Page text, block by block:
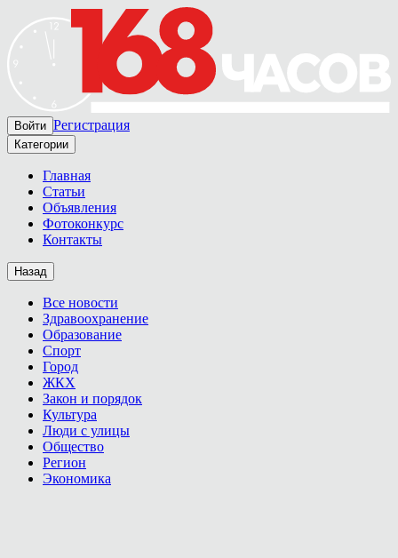
Войти Регистрация
Категории
Главная
Статьи
Объявления
Фотоконкурс
Контакты
Назад
Все новости
Здравоохранение
Образование
Спорт
Город
ЖКХ
Закон и порядок
Культура
Люди с улицы
Общество
Регион
Экономика